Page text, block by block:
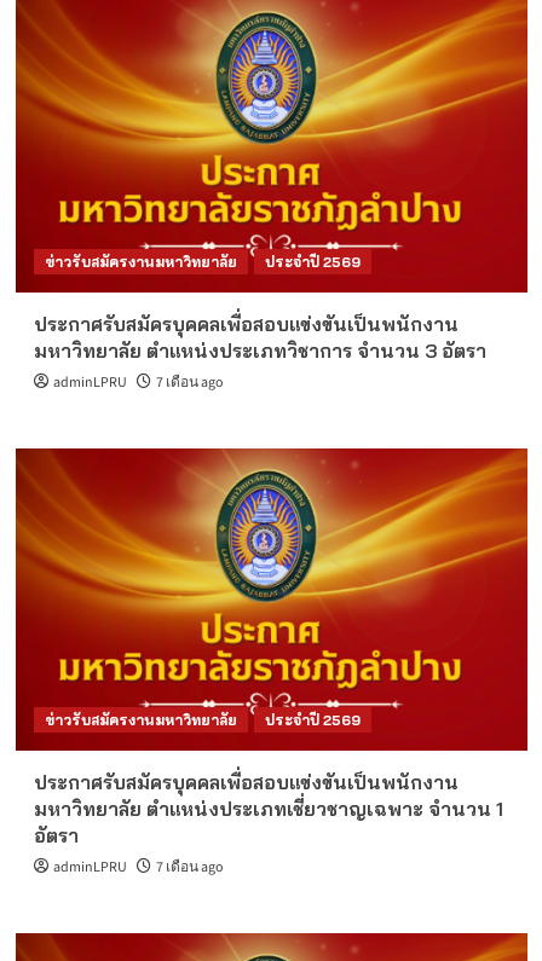
ข่าวรับสมัครงานมหาวิทยาลัย ประจำปี 2569
ประกาศรับสมัครบุคคลเพื่อสอบแข่งขันเป็นพนักงาน
มหาวิทยาลัย ตำแหน่งประเภทวิชาการ จำนวน 3 อัตรา
adminLPRU 7 เดือน ago
ข่าวรับสมัครงานมหาวิทยาลัย ประจำปี 2569
ประกาศรับสมัครบุคคลเพื่อสอบแข่งขันเป็นพนักงาน
มหาวิทยาลัย ตำแหน่งประเภทเชี่ยวชาญเฉพาะ จำนวน 1
อัตรา
adminLPRU 7 เดือน ago